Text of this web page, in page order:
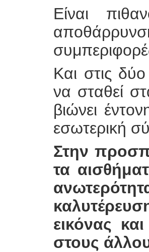
Είναι
Και στις
να σταθεί
βιώνει
εσωτερική
Στην
τα
εικόνας
στους